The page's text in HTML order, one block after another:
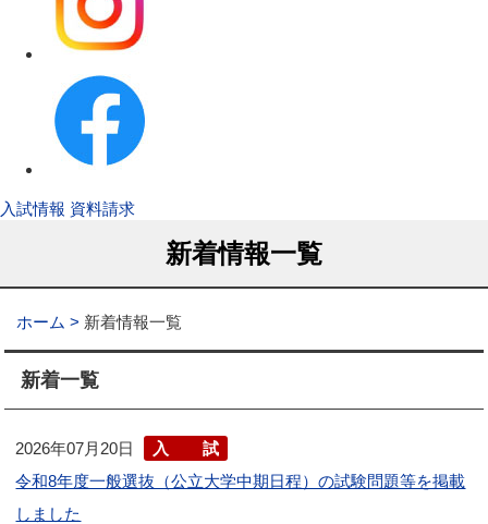
入試情報 資料請求
新着情報一覧
ホーム 新着情報一覧
新着一覧
2026年07月20日
入試
令和8年度一般選抜（公立大学中期日程）の試験問題等を掲載
しました